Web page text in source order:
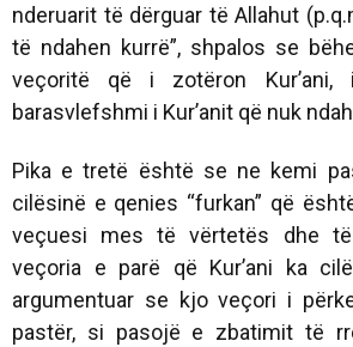
nderuarit të dërguar të Allahut
të ndahen kurrë”, shpalos se
veçoritë që i zotëron
barasvlefshmi i Kur’anit që nuk
Pika e tretë është se ne kemi
cilësinë e qenies “furkan” që
veçuesi mes të vërtetës dhe
veçoria e parë që Kur’ani ka
argumentuar se kjo veçori i
pastër, si pasojë e zbatimit të